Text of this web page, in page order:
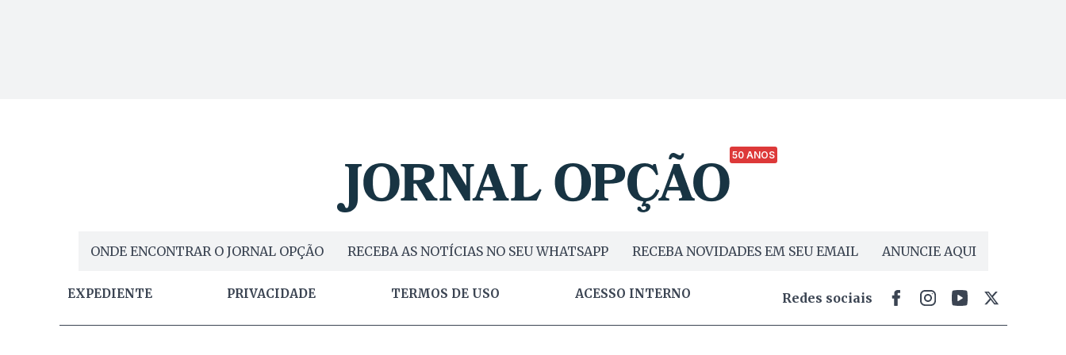
50 ANOS
ONDE ENCONTRAR O JORNAL OPÇÃO RECEBA AS NOTÍCIAS NO SEU WHATSAPP RECEBA NOVIDADES EM SEU EMAIL ANUNCIE AQUI
EXPEDIENTE PRIVACIDADE TERMOS DE USO ACESSO INTERNO Redes sociais